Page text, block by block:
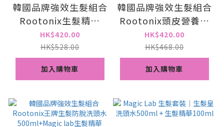
韓國品牌強效生髮組合
Rootonix生髮精華
35ml+Magic lab生髮
皇洗頭水500ml
HK$420.00
HK$528.00
加入購物車
韓國品牌強效生髮組合
Rootonix頭皮營養精
華100ml+Magic lab
生髮皇洗頭水500ml
HK$420.00
HK$468.00
加入購物車